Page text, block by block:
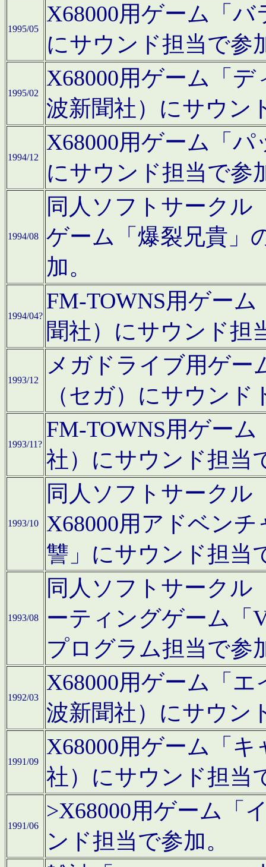
1995/05
X68000用ゲーム「
にサウンド担当で参
1995/02
X68000用ゲーム「
波新聞社）にサウン
1994/12
X68000用ゲーム「
にサウンド担当で参
1994/08
同人ソフトサークル
ゲーム「爆裂兄貴」
加。
1994/04?
FM-TOWNS用ゲー
聞社）にサウンド担
1993/12
メガドライブ用ゲー
（セガ）にサウン
1993/11?
FM-TOWNS用ゲー
社）にサウンド担当
1993/10
同人ソフトサークル
X68000用アドベン
讐」にサウンド担当
1993/08
同人ソフトサークル
ーティングゲーム「
プログラム担当で参
1992/03
X68000用ゲーム「
波新聞社）にサウン
1991/09
X68000用ゲーム「
社）にサウンド担当
1991/06
>X68000用ゲーム「
ンド担当で参加。